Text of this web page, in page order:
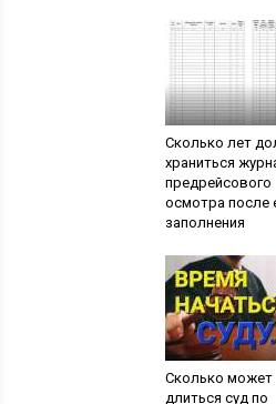
Сколько лет
храниться
предрейсового
осмотра после
заполнения
Сколько может
длиться суд по